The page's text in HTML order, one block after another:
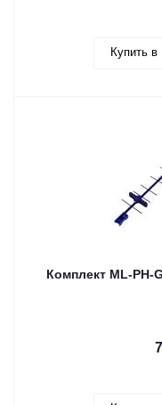
Купить в
Комплект ML-PH-